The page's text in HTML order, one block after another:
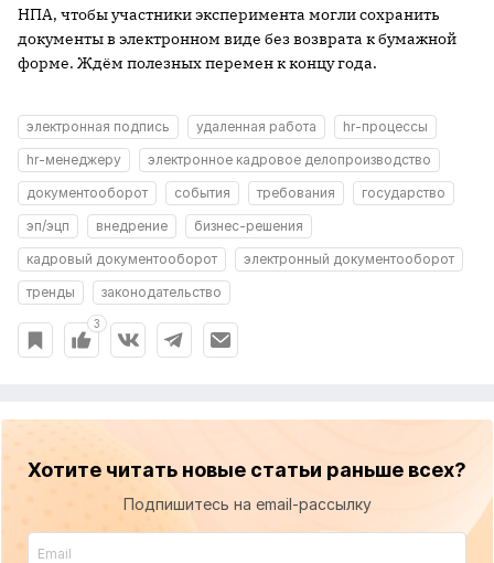
НПА, чтобы участники эксперимента могли сохранить
документы в электронном виде без возврата к бумажной
форме. Ждём полезных перемен к концу года.
электронная подпись удаленная работа
hr-процессы
hr-менеджеру
электронное кадровое делопроизводство
документооборот
события требования
государство
эп/эцп
внедрение
бизнес-решения
кадровый документооборот
электронный документооборот
тренды
законодательство
3
Хотите читать новые статьи раньше всех?
Подпишитесь на email-рассылку